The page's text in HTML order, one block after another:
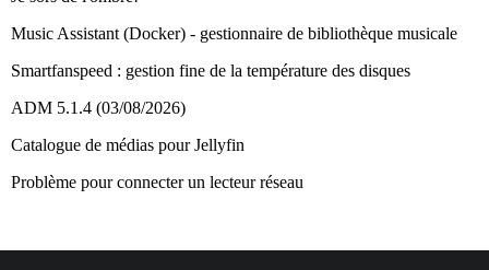
Music Assistant (Docker) - gestionnaire de bibliothèque musicale
Smartfanspeed : gestion fine de la température des disques
ADM 5.1.4 (03/08/2026)
Catalogue de médias pour Jellyfin
Problème pour connecter un lecteur réseau